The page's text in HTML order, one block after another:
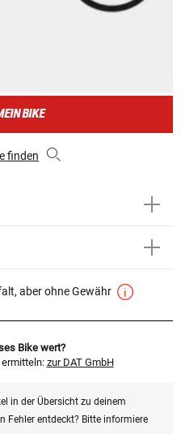
BIKE
finden
aber ohne Gewähr
Bike wert?
zur DAT GmbH
in der Übersicht zu deinem
Fehler entdeckt? Bitte informiere